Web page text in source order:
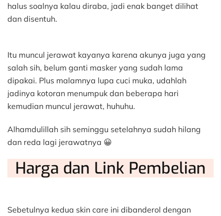
halus soalnya kalau diraba, jadi enak banget dilihat
dan disentuh.
Itu muncul jerawat kayanya karena akunya juga yang
salah sih, belum ganti masker yang sudah lama
dipakai. Plus malamnya lupa cuci muka, udahlah
jadinya kotoran menumpuk dan beberapa hari
kemudian muncul jerawat, huhuhu.
Alhamdulillah sih seminggu setelahnya sudah hilang
dan reda lagi jerawatnya 😀
Harga dan Link Pembelian
Sebetulnya kedua skin care ini dibanderol dengan